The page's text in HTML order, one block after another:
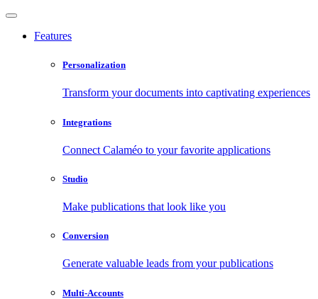
Features
Personalization
Transform your documents into captivating experiences
Integrations
Connect Calaméo to your favorite applications
Studio
Make publications that look like you
Conversion
Generate valuable leads from your publications
Multi-Accounts